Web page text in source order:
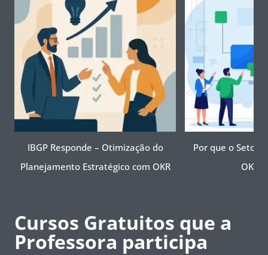
IBGP Responde – Otimização do
Planejamento Estratégico com OKR
Por que o Setor
OKR
Cursos Gratuitos que a
Professora participa